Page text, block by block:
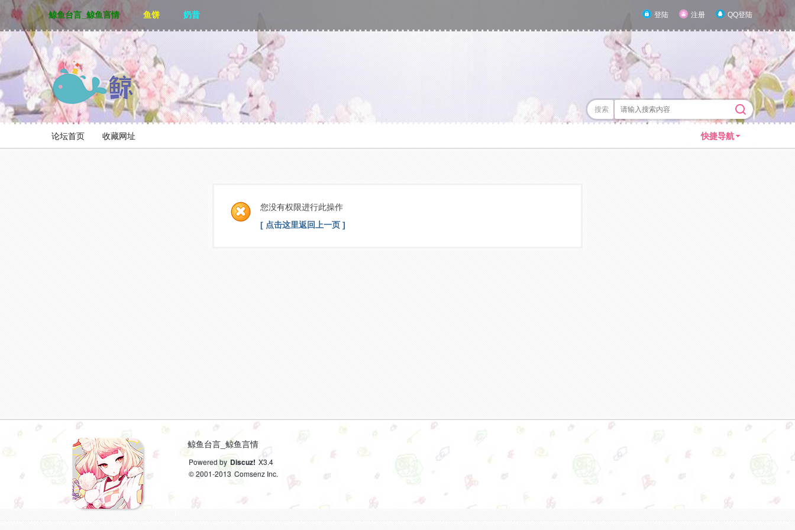
鲸鱼台言_鲸鱼言情 鱼饼 奶昔 登陆 注册 QQ登陆
搜索
快捷导航
论坛首页 收藏网址
您没有权限进行此操作
[ 点击这里返回上一页 ]
鲸鱼台言_鲸鱼言情
Powered by Discuz! X3.4
© 2001-2013 Comsenz Inc.